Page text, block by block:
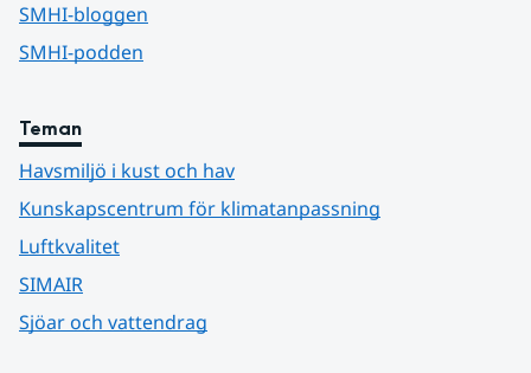
SMHI-bloggen
SMHI-podden
Teman
Havsmiljö i kust och hav
Kunskapscentrum för klimatanpassning
Luftkvalitet
SIMAIR
Sjöar och vattendrag